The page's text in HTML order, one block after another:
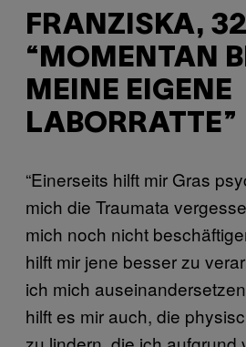
FRANZISKA,
“MOMENTAN
MEINE EIGENE
LABORRATTE”
“Einerseits hilft mir Gras
mich die Traumata
mich noch nicht
hilft mir jene besser zu
ich mich
hilft es mir auch, die